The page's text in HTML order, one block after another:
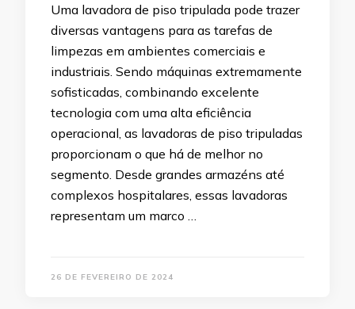
Uma lavadora de piso tripulada pode trazer
diversas vantagens para as tarefas de
limpezas em ambientes comerciais e
industriais. Sendo máquinas extremamente
sofisticadas, combinando excelente
tecnologia com uma alta eficiência
operacional, as lavadoras de piso tripuladas
proporcionam o que há de melhor no
segmento. Desde grandes armazéns até
complexos hospitalares, essas lavadoras
representam um marco …
26 DE FEVEREIRO DE 2024